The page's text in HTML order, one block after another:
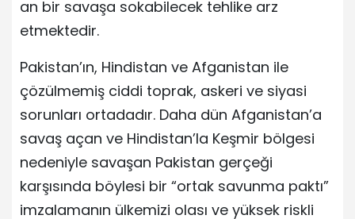
an bir savaşa sokabilecek tehlike arz
etmektedir.
Pakistan’ın, Hindistan ve Afganistan ile
çözülmemiş ciddi toprak, askeri ve siyasi
sorunları ortadadır. Daha dün Afganistan’a
savaş açan ve Hindistan’la Keşmir bölgesi
nedeniyle savaşan Pakistan gerçeği
karşısında böylesi bir “ortak savunma paktı”
imzalamanın ülkemizi olası ve yüksek riskli